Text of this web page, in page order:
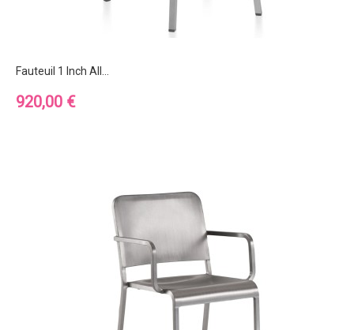
Fauteuil 1 Inch All...
Prix
920,00 €